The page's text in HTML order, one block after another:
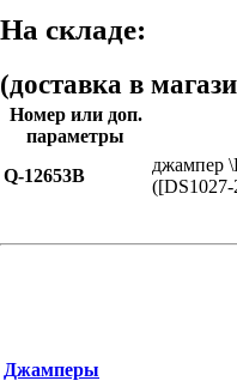
На складе:
(доставка в
Номер или доп.
параметры
Q-12653B
джампер
Джамперы